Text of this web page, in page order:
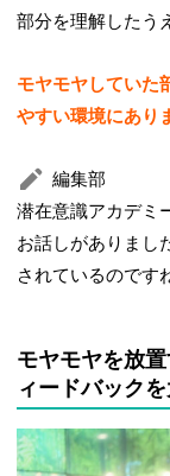
部分を理解したう
モヤモヤしていた
やすい環境にあり
編集部
潜在意識アカデミ
お話しがありまし
されているのです
モヤモヤを放
ィードバック